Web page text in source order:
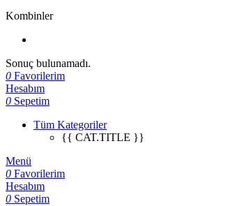
Kombinler
Sonuç bulunamadı.
0 Favorilerim
Hesabım
0 Sepetim
Tüm Kategoriler
{{ CAT.TITLE }}
Menü
0 Favorilerim
Hesabım
0 Sepetim